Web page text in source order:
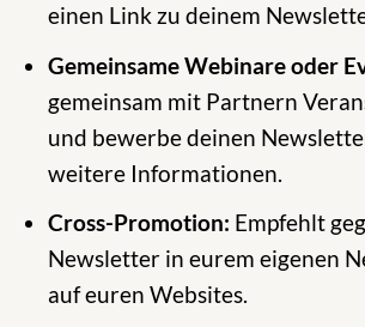
einen Link zu deinem
Gemeinsame Webinare oder
gemeinsam mit Partnern
und bewerbe deinen
weitere Informationen.
Cross-Promotion: Empfehlt
Newsletter in eurem eigenen
auf euren Websites.